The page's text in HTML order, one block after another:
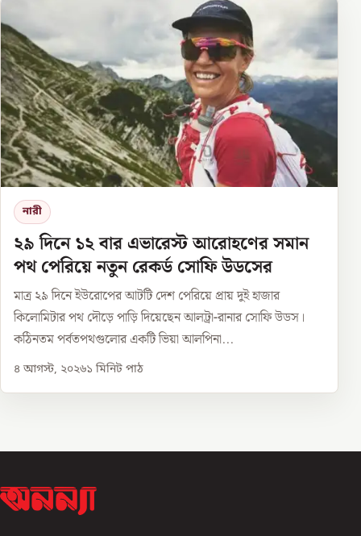
নারী
২৯ দিনে ১২ বার এভারেস্ট আরোহণের সমান
পথ পেরিয়ে নতুন রেকর্ড সোফি উডসের
মাত্র ২৯ দিনে ইউরোপের আটটি দেশ পেরিয়ে প্রায় দুই হাজার
কিলোমিটার পথ দৌড়ে পাড়ি দিয়েছেন আলট্রা-রানার সোফি উডস।
কঠিনতম পর্বতপথগুলোর একটি ভিয়া আলপিনা...
৪ আগস্ট, ২০২৬১ মিনিট পাঠ